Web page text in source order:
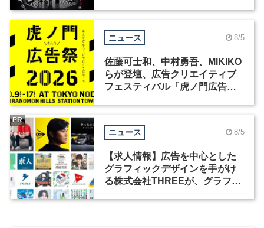
ニュース 8/5
佐藤可士和、中村勇吾、MIKIKO
らが登壇、広告クリエイティブ
フェスティバル「虎ノ門広告
ニュース 8/5
【求人情報】広告を中心とした
グラフィックデザインを手がけ
る株式会社THREEが、グラフィ
PR